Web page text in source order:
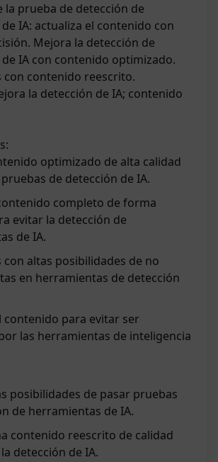
la prueba de detección de
IA: actualiza el contenido con
Mejora la detección de
IA con contenido optimizado.
con contenido reescrito.
la detección de IA; contenido
optimizado de alta calidad
de detección de IA.
completo de forma
evitar la detección de
de IA.
con altas posibilidades de no
en herramientas de detección
contenido para evitar ser
las herramientas de inteligencia
posibilidades de pasar pruebas
de herramientas de IA.
contenido reescrito de calidad
detección de IA.